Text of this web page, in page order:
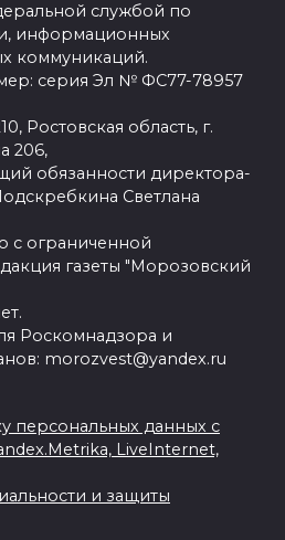
службой по
информационных
коммуникаций.
серия Эл № ФС77-78957
Ростовская область, г.
206,
обязанности директора-
Светлана
с ограниченной
газеты "Морозовский
Роскомнадзора и
morozvest@yandex.ru
персональных данных с
LiveInternet,
и защиты